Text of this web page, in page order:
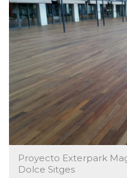
Proyecto Exterpark
Dolce Sitges